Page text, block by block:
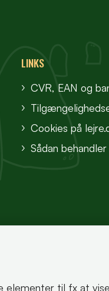
LINKS
CVR, EAN og
Cookies på
Sådan
elementer til fx at